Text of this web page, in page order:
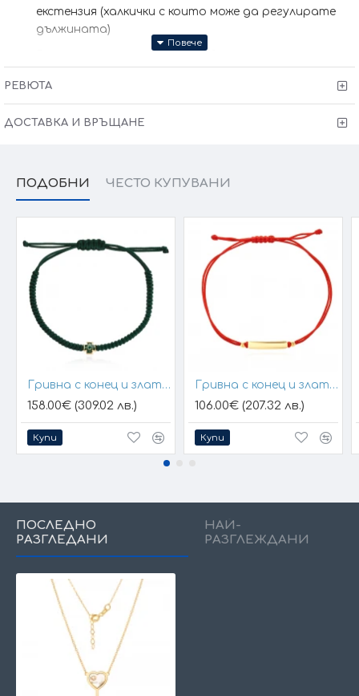
екстензия (халкички с които може да регулирате
дължината)
Тегло: 2,11 гр за размер 38+2см
Колието може да бъде изработено и по-ваш
размер (запишете в забележки към поръчката)
Kрайната цена и теглото може да варират тъй като
При онлайн поръчка, ще се свържем с вас, за да уточним
всички характеристики и изисквания за изработката.
РЕВЮТА
ДОСТАВКА И ВРЪЩАНЕ
ПОДОБНИ ЧЕСТО КУПУВАНИ
Гривна с конец и златен елемент кръст
158.00€ (309.02 лв.)
Купи
Гривна с конец и златна плочка за гравиране
106.00€ (207.32 лв.)
Купи
ПОСЛЕДНО
РАЗГЛЕДАНИ
НАЙ-
РАЗГЛЕЖДАНИ